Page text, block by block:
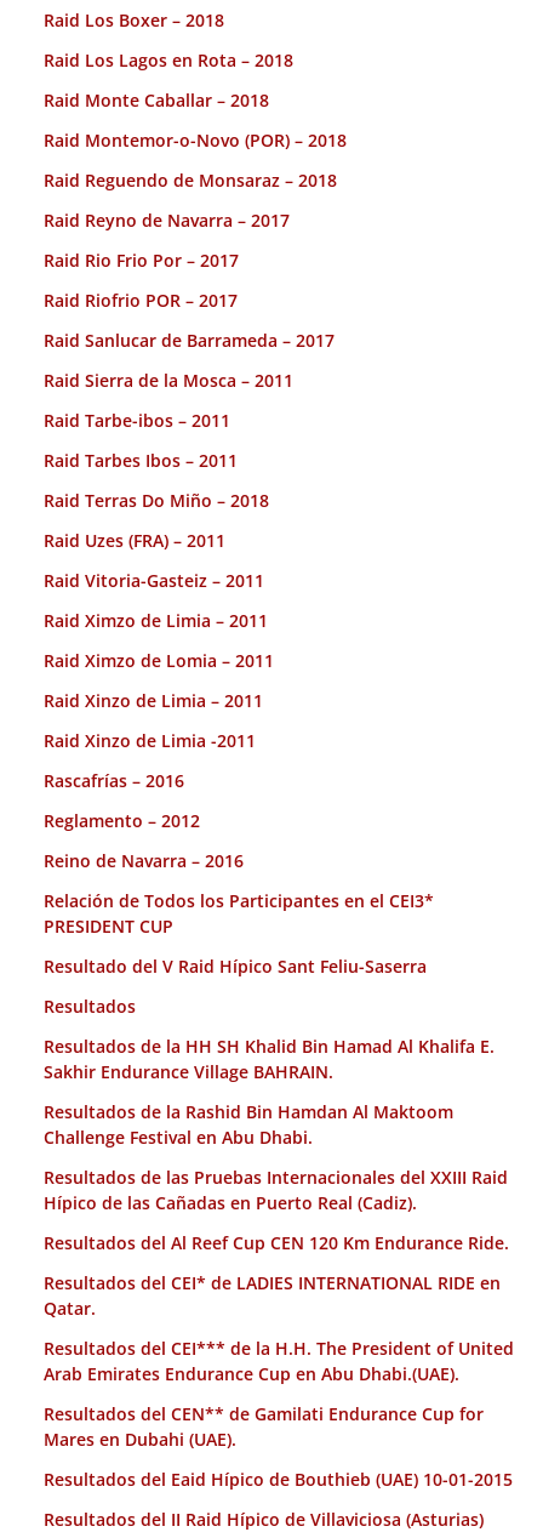
Raid Los Boxer – 2018
Raid Los Lagos en Rota – 2018
Raid Monte Caballar – 2018
Raid Montemor-o-Novo (POR) – 2018
Raid Reguendo de Monsaraz – 2018
Raid Reyno de Navarra – 2017
Raid Rio Frio Por – 2017
Raid Riofrio POR – 2017
Raid Sanlucar de Barrameda – 2017
Raid Sierra de la Mosca – 2011
Raid Tarbe-ibos – 2011
Raid Tarbes Ibos – 2011
Raid Terras Do Miño – 2018
Raid Uzes (FRA) – 2011
Raid Vitoria-Gasteiz – 2011
Raid Ximzo de Limia – 2011
Raid Ximzo de Lomia – 2011
Raid Xinzo de Limia – 2011
Raid Xinzo de Limia -2011
Rascafrías – 2016
Reglamento – 2012
Reino de Navarra – 2016
Relación de Todos los Participantes en el CEI3*
PRESIDENT CUP
Resultado del V Raid Hípico Sant Feliu-Saserra
Resultados
Resultados de la HH SH Khalid Bin Hamad Al Khalifa E.
Sakhir Endurance Village BAHRAIN.
Resultados de la Rashid Bin Hamdan Al Maktoom
Challenge Festival en Abu Dhabi.
Resultados de las Pruebas Internacionales del XXIII Raid
Hípico de las Cañadas en Puerto Real (Cadiz).
Resultados del Al Reef Cup CEN 120 Km Endurance Ride.
Resultados del CEI* de LADIES INTERNATIONAL RIDE en
Qatar.
Resultados del CEI*** de la H.H. The President of United
Arab Emirates Endurance Cup en Abu Dhabi.(UAE).
Resultados del CEN** de Gamilati Endurance Cup for
Mares en Dubahi (UAE).
Resultados del Eaid Hípico de Bouthieb (UAE) 10-01-2015
Resultados del II Raid Hípico de Villaviciosa (Asturias)